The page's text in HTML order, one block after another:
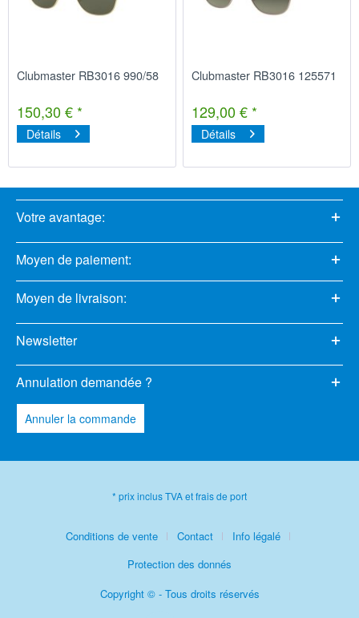
Clubmaster RB3016 990/58
150,30 € *
Détails
Clubmaster RB3016 125571
129,00 € *
Détails
Votre avantage:
Moyen de paiement:
Moyen de livraison:
Newsletter
Annulation demandée ?
Annuler la commande
* prix inclus TVA et frais de port
Conditions de vente Contact
Info légalé
Protection des donnés
Copyright © - Tous droits réservés